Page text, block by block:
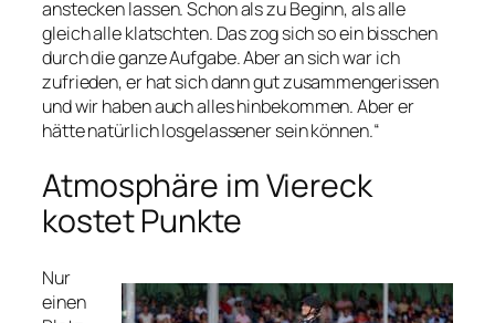
anstecken lassen. Schon als zu Beginn, als alle
gleich alle klatschten. Das zog sich so ein bisschen
durch die ganze Aufgabe. Aber an sich war ich
zufrieden, er hat sich dann gut zusammengerissen
und wir haben auch alles hinbekommen. Aber er
hätte natürlich losgelassener sein können.“
Atmosphäre im Viereck
kostet Punkte
Nur
einen